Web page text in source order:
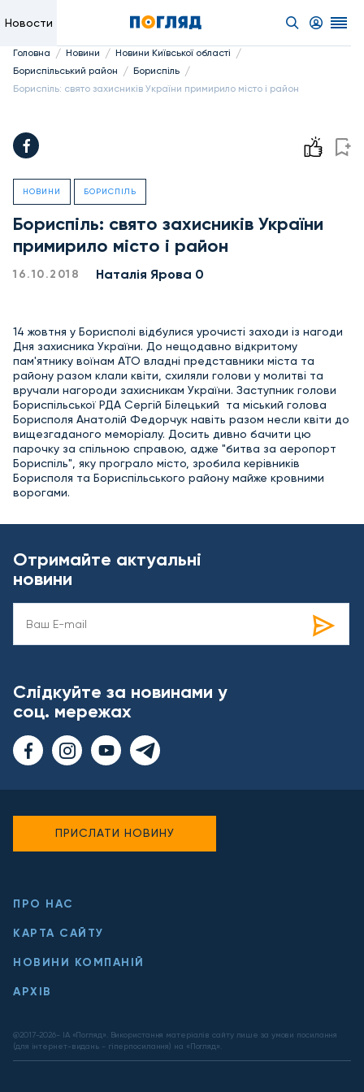
Новости
Головна / Новини / Новини Київської області /
Бориспільський район / Бориспіль /
Бориспіль: свято захисників України примирило місто і район
НОВИНИ БОРИСПІЛЬ
Бориспіль: свято захисників України
примирило місто і район
16.10.2018 Наталія Ярова 0
14 жовтня у Борисполі відбулися урочисті заходи із нагоди
Дня захисника України. До нещодавно відкритому
пам'ятнику воїнам АТО владні представники міста та
району разом клали квіти, схиляли голови у молитві та
вручали нагороди захисникам України. Заступник голови
Бориспільської РДА Сергій Білецький та міський голова
Борисполя Анатолій Федорчук навіть разом несли квіти до
вищезгаданого меморіалу. Досить дивно бачити цю
парочку за спільною справою, адже "битва за аеропорт
Бориспіль", яку програло місто, зробила керівників
Борисполя та Бориспільського району майже кровними
ворогами.
Отримайте актуальні
новини
Слідкуйте за новинами у
соц. мережах
ПРО НАС
КАРТА САЙТУ
НОВИНИ КОМПАНІЙ
АРХІВ
@2017-2026- ІА «Погляд». Використання матеріалів сайту лише за умови посилання
(для інтернет-видань - гіперпосилання) на «Погляд».
ПРИСЛАТИ НОВИНУ